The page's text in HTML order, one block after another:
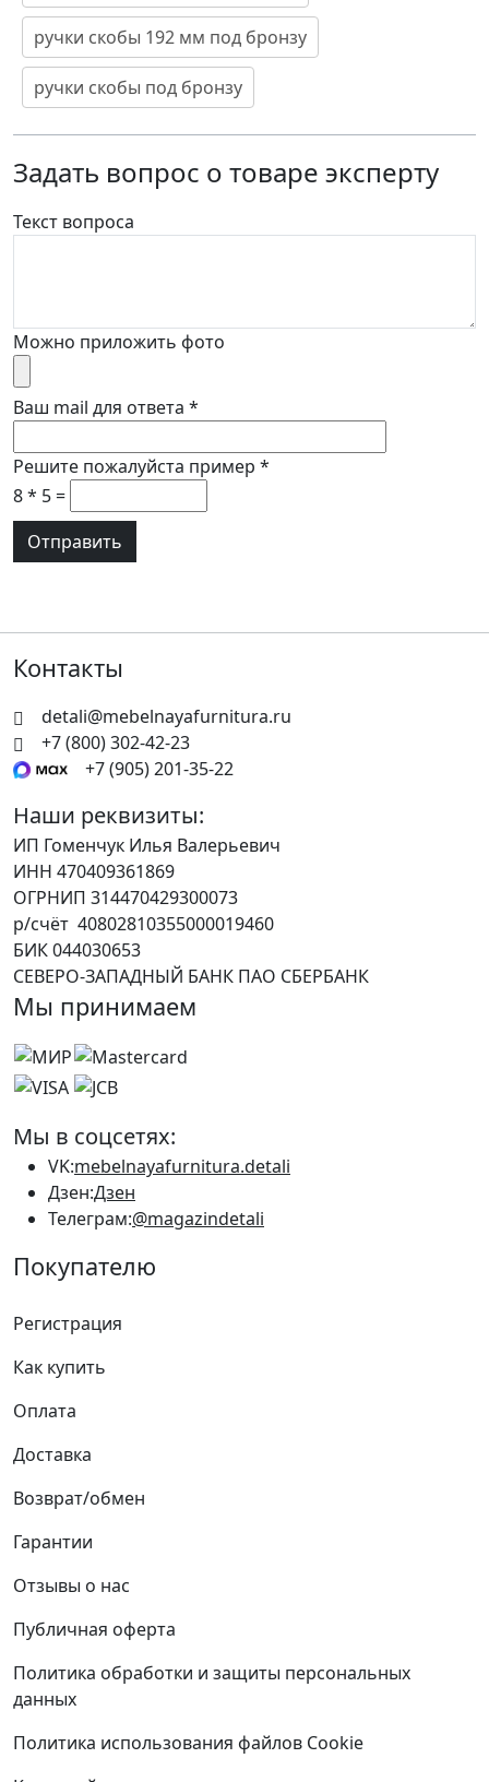
ручки скобы 192 мм под бронзу
ручки скобы под бронзу
Задать вопрос о товаре эксперту
Текст вопроса
Можно приложить фото
Ваш mail для ответа *
Решите пожалуйста пример *
8 * 5 =
Контакты
detali@mebelnayafurnitura.ru
+7 (800) 302-42-23
+7 (905) 201-35-22
Наши реквизиты:
ИП Гоменчук Илья Валерьевич
ИНН 470409361869
ОГРНИП 314470429300073
р/счёт 40802810355000019460
БИК 044030653
СЕВЕРО-ЗАПАДНЫЙ БАНК ПАО СБЕРБАНК
Мы принимаем
Мы в соцсетях:
VK:mebelnayafurnitura.detali
Дзен:Дзен
Телеграм:@magazindetali
Покупателю
Регистрация
Как купить
Оплата
Доставка
Возврат/обмен
Гарантии
Отзывы о нас
Публичная оферта
Политика обработки и защиты персональных
данных
Политика использования файлов Cookie